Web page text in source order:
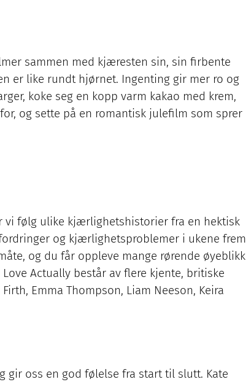
sammen med kjæresten sin, sin firbente
er like rundt hjørnet. Ingenting gir mer ro og
koke seg en kopp varm kakao med krem,
og sette på en romantisk julefilm som sprer
vi følg ulike kjærlighetshistorier fra en hektisk
og kjærlighetsproblemer i ukene frem
og du får oppleve mange rørende øyeblikk
Actually består av flere kjente, britiske
Emma Thompson, Liam Neeson, Keira
gir oss en god følelse fra start til slutt. Kate